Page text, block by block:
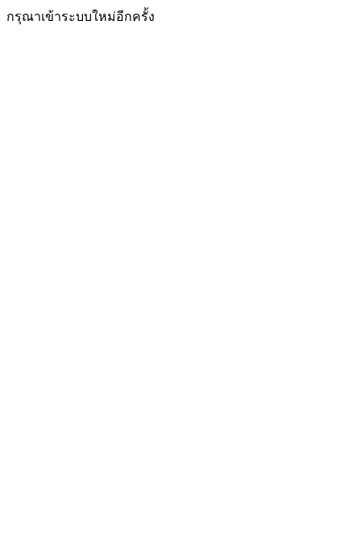
กรุณาเข้าระบบใหม่อีกครั้ง